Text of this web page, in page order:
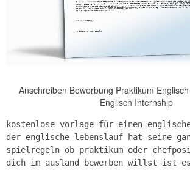
Anschreiben Bewerbung Praktikum
Englisch Internship
kostenlose vorlage für einen
der englische lebenslauf hat seine
spielregeln ob praktikum oder
dich im ausland bewerben willst ist